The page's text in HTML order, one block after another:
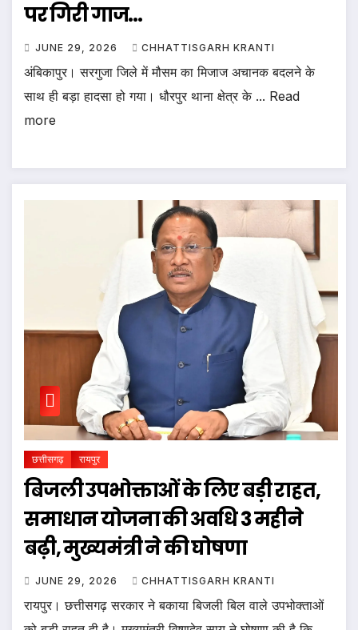
पर गिरी गाज…
JUNE 29, 2026 CHHATTISGARH KRANTI
अंबिकापुर। सरगुजा जिले में मौसम का मिजाज अचानक बदलने के
साथ ही बड़ा हादसा हो गया। धौरपुर थाना क्षेत्र के ... Read
more
छत्तीसगढ़ रायपुर
बिजली उपभोक्ताओं के लिए बड़ी राहत,
समाधान योजना की अवधि 3 महीने
बढ़ी, मुख्यमंत्री ने की घोषणा
JUNE 29, 2026 CHHATTISGARH KRANTI
रायपुर। छत्तीसगढ़ सरकार ने बकाया बिजली बिल वाले उपभोक्ताओं